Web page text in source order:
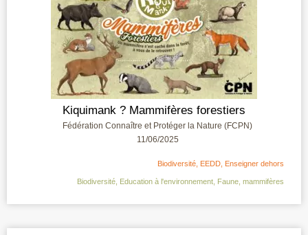
Kiquimank ? Mammifères forestiers
Fédération Connaître et Protéger la Nature (FCPN)
11/06/2025
Biodiversité EEDD Enseigner dehors
Biodiversité Education à l'environnement Faune mammifères